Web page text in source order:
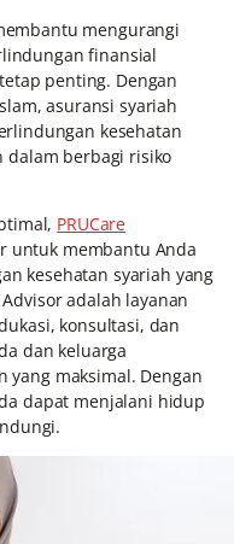
mengurangi
finansial
penting. Dengan
asuransi syariah
kesehatan
dalam berbagi risiko
PRUCare
untuk membantu Anda
kesehatan syariah yang
adalah layanan
konsultasi, dan
dan keluarga
maksimal. Dengan
dapat menjalani hidup